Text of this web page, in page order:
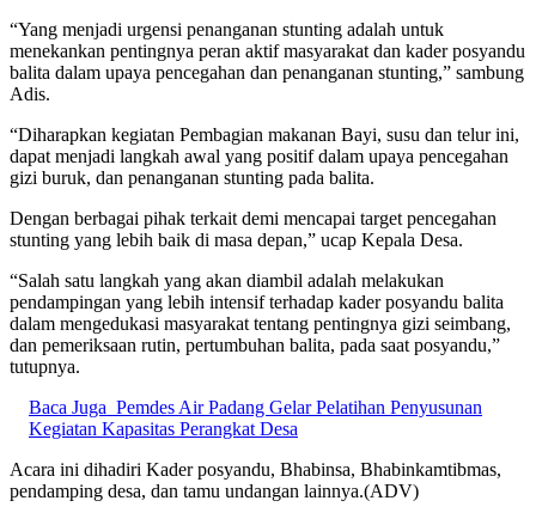
“Yang menjadi urgensi penanganan stunting adalah untuk
menekankan pentingnya peran aktif masyarakat dan kader posyandu
balita dalam upaya pencegahan dan penanganan stunting,” sambung
Adis.
“Diharapkan kegiatan Pembagian makanan Bayi, susu dan telur ini,
dapat menjadi langkah awal yang positif dalam upaya pencegahan
gizi buruk, dan penanganan stunting pada balita.
Dengan berbagai pihak terkait demi mencapai target pencegahan
stunting yang lebih baik di masa depan,” ucap Kepala Desa.
“Salah satu langkah yang akan diambil adalah melakukan
pendampingan yang lebih intensif terhadap kader posyandu balita
dalam mengedukasi masyarakat tentang pentingnya gizi seimbang,
dan pemeriksaan rutin, pertumbuhan balita, pada saat posyandu,”
tutupnya.
Baca Juga Pemdes Air Padang Gelar Pelatihan Penyusunan
Kegiatan Kapasitas Perangkat Desa
Acara ini dihadiri Kader posyandu, Bhabinsa, Bhabinkamtibmas,
pendamping desa, dan tamu undangan lainnya.(ADV)